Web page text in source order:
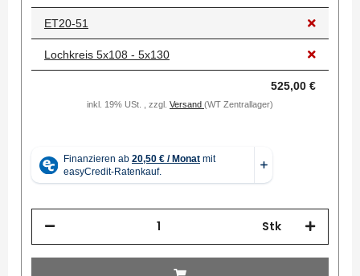
ET20-51
Lochkreis 5x108 - 5x130
525,00 €
inkl. 19% USt. , zzgl. Versand (WT Zentrallager)
Stk